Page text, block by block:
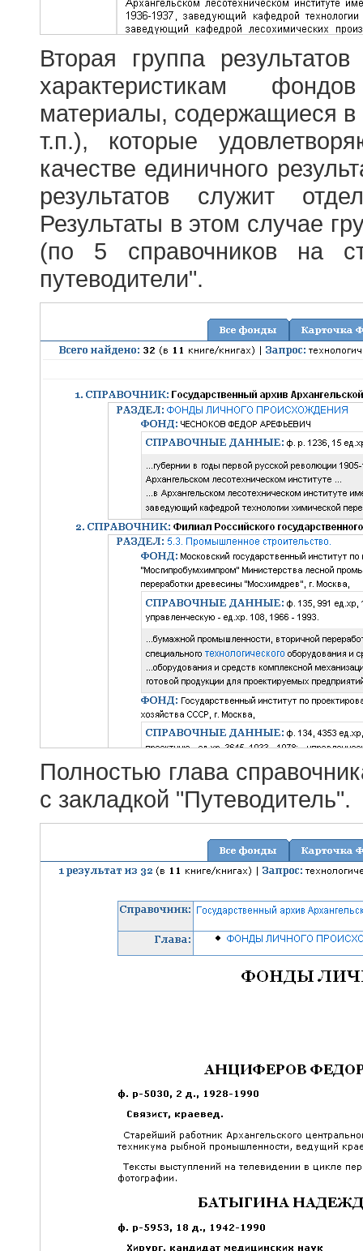
Вторая группа
характеристикам
материалы, содержащиеся в
т.п.), которые
качестве единичного
результатов служит
Результаты в этом случае
(по 5 справочников на
путеводители".
Полностью глава
с закладкой "Путеводитель".